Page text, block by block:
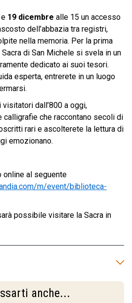
e 19 dicembre alle 15 un accesso
dell’abbazia tra registri,
nella memoria. Per la prima
di San Michele si svela in un
dedicato ai suoi tesori.
esperta, entrerete in un luogo
dall’800 a oggi,
calligrafie che raccontano secoli di
rari e ascolterete la lettura di
emozionano.
online al seguente
m/event/biblioteca-
possibile visitare la Sacra in
anche...